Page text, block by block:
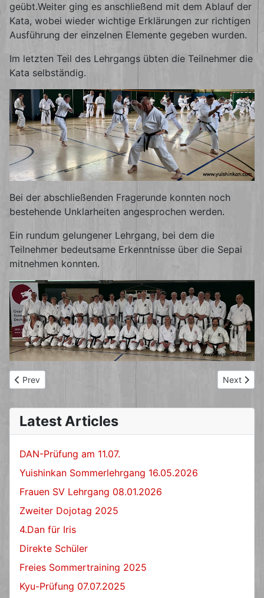
geübt.Weiter ging es anschließend mit dem Ablauf der
Kata, wobei wieder wichtige Erklärungen zur richtigen
Ausführung der einzelnen Elemente gegeben wurden.
Im letzten Teil des Lehrgangs übten die Teilnehmer die
Kata selbständig.
Bei der abschließenden Fragerunde konnten noch
bestehende Unklarheiten angesprochen werden.
Ein rundum gelungener Lehrgang, bei dem die
Teilnehmer bedeutsame Erkenntnisse über die Sepai
mitnehmen konnten.
Previous article: Sommerlehrgang 11.05.2024
Prev Next
Next
Latest Articles
DAN-Prüfung am 11.07.
Yuishinkan Sommerlehrgang 16.05.2026
Frauen SV Lehrgang 08.01.2026
Zweiter Dojotag 2025
4.Dan für Iris
Direkte Schüler
Freies Sommertraining 2025
Kyu-Prüfung 07.07.2025